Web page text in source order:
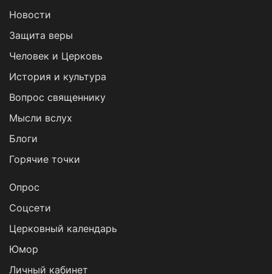
Новости
Защита веры
Человек и Церковь
История и культура
Вопрос священнику
Мысли вслух
Блоги
Горячие точки
Опрос
Cоцсети
Церковный календарь
Юмор
Личный кабинет